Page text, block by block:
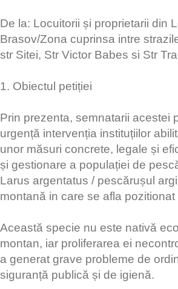
De la: Locuitorii și proprietarii din
Brasov/Zona cuprinsa intre
str Sitei, Str Victor Babes si Str
​1. Obiectul petiției
​Prin prezenta, semnatarii acestei
urgență intervenția instituțiilor
unor măsuri concrete, legale și
și gestionare a populației de
Larus argentatus / pescărușul
montană in care se afla
​Această specie nu este nativă
montan, iar proliferarea ei
a generat grave probleme de
siguranță publică și de igienă.